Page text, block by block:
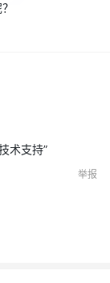
术支持”
举报